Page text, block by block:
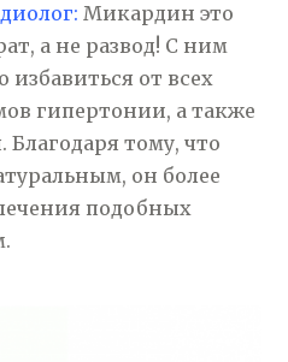
Микардин это
а не развод! С ним
от всех
гипертонии, а также
Благодаря тому, что
он более
подобных